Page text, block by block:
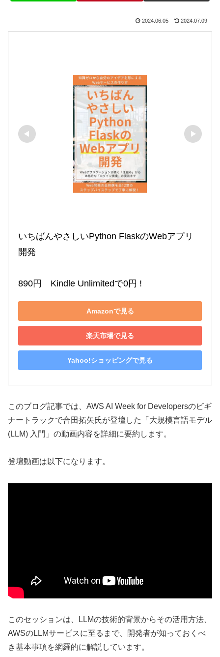
2024.06.05 2024.07.09
いちばんやさしいPython FlaskのWebアプリ
開発
890円　Kindle Unlimitedで0円 !
Amazonで見る
楽天市場で見る
Yahoo!ショッピングで見る
このブログ記事では、AWS AI Week for Developersのビギ
ナートラックで合田拓矢氏が登壇した「大規模言語モデル
(LLM) 入門」の動画内容を詳細に要約します。
登壇動画は以下になります。
このセッションは、LLMの技術的背景からその活用方法、
AWSのLLMサービスに至るまで、開発者が知っておくべ
き基本事項を網羅的に解説しています。